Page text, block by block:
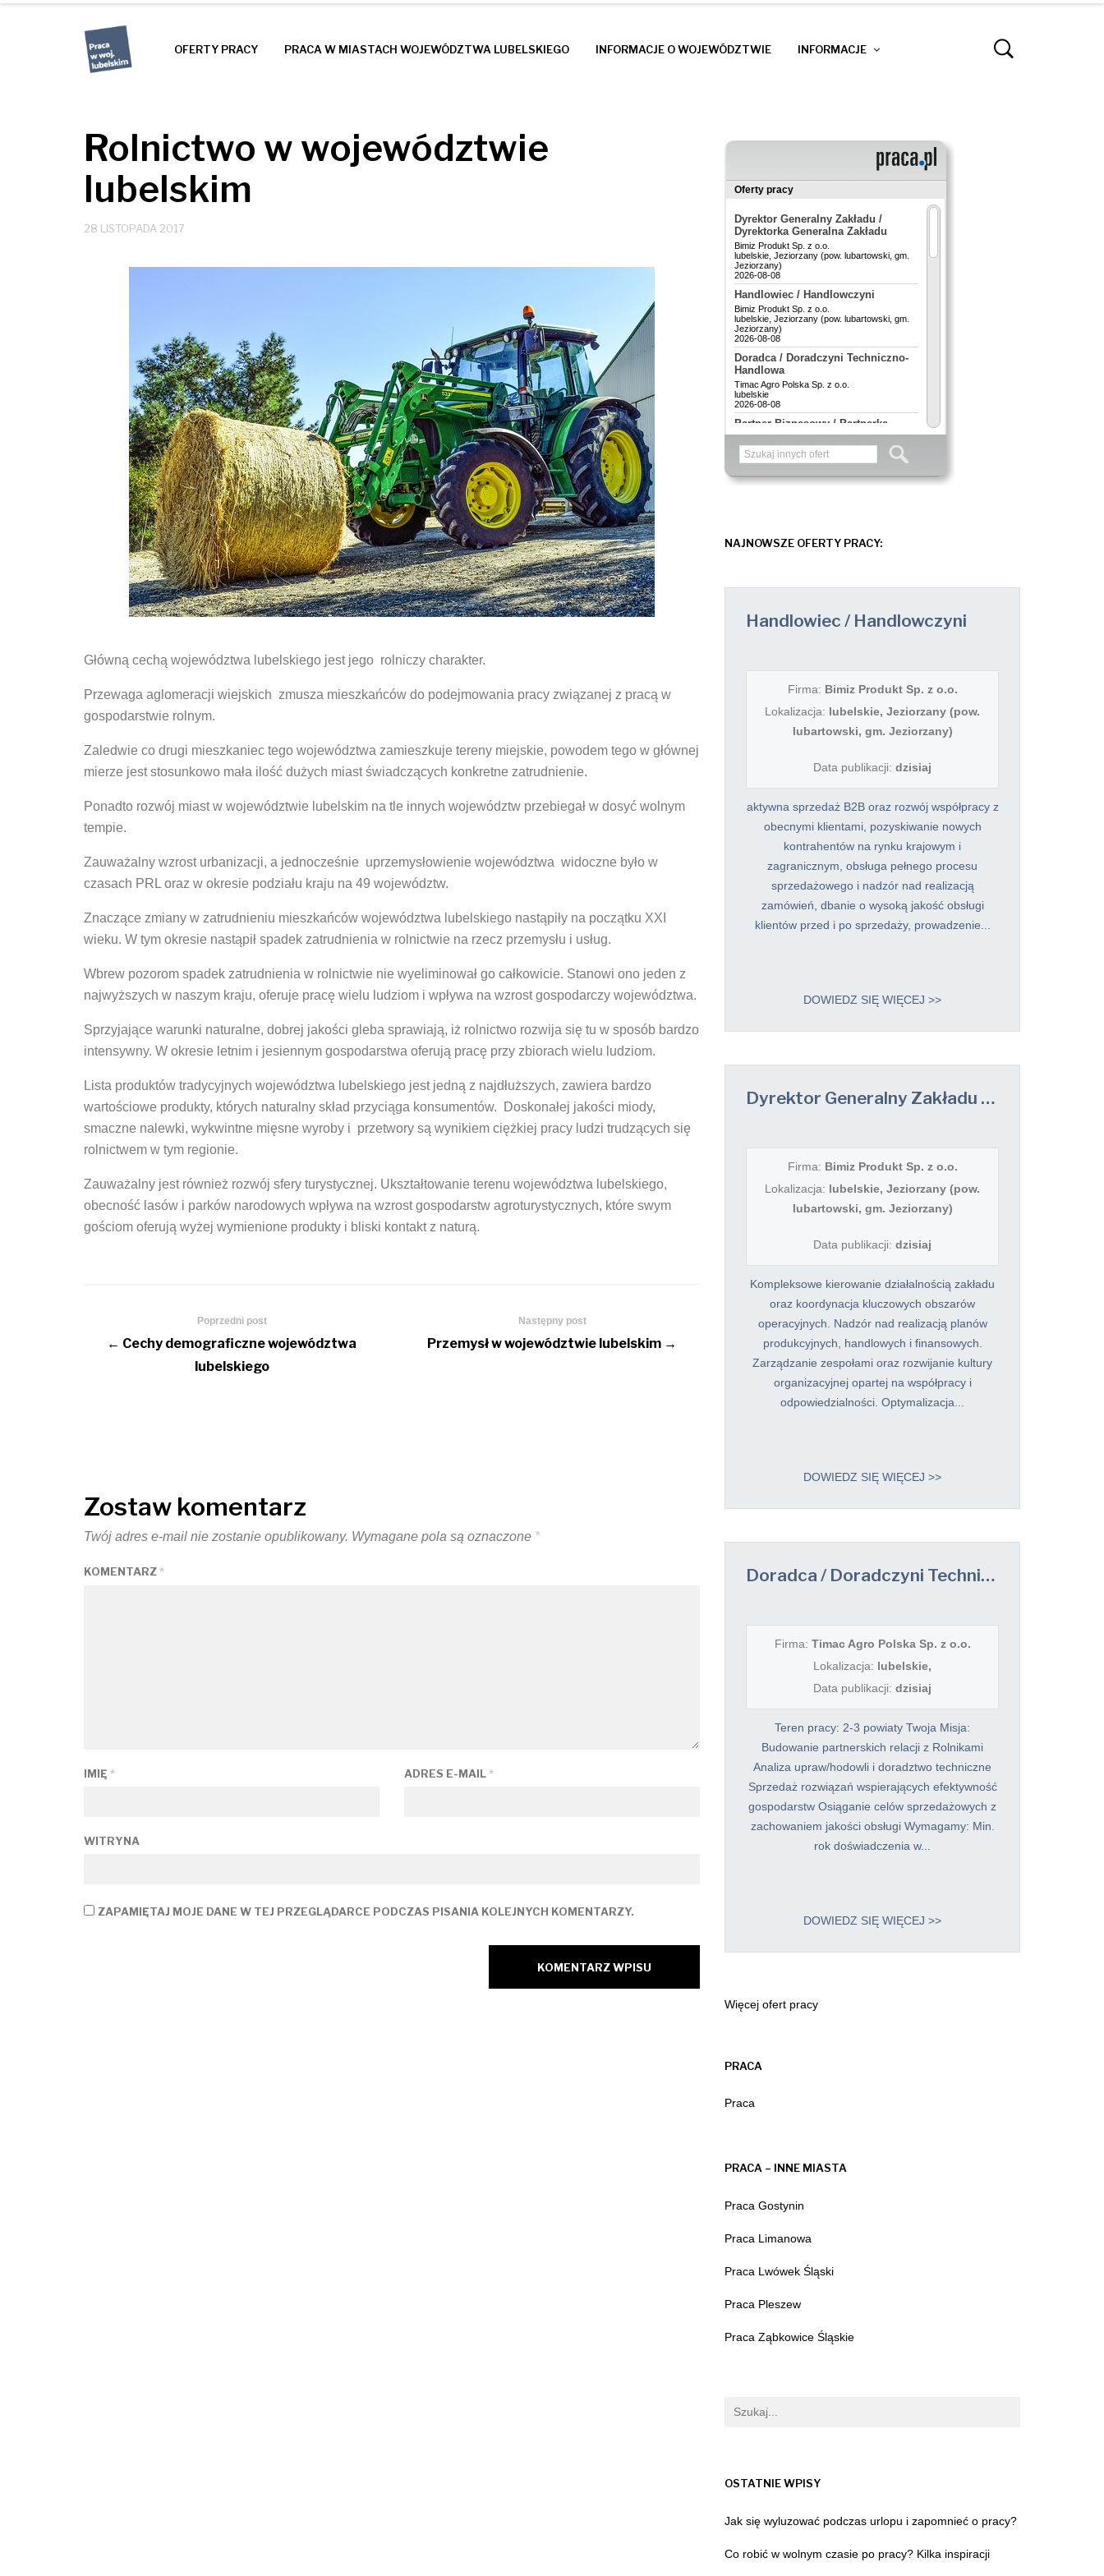
OFERTY PRACY PRACA W MIASTACH WOJEWÓDZTWA LUBELSKIEGO INFORMACJE O WOJEWÓDZTWIE INFORMACJE
Rolnictwo w województwie
lubelskim
28 LISTOPADA 2017
Główną cechą województwa lubelskiego jest jego rolniczy charakter.
Przewaga aglomeracji wiejskich zmusza mieszkańców do podejmowania pracy związanej z pracą w
gospodarstwie rolnym.
Zaledwie co drugi mieszkaniec tego województwa zamieszkuje tereny miejskie, powodem tego w głównej
mierze jest stosunkowo mała ilość dużych miast świadczących konkretne zatrudnienie.
Ponadto rozwój miast w województwie lubelskim na tle innych województw przebiegał w dosyć wolnym
tempie.
Zauważalny wzrost urbanizacji, a jednocześnie uprzemysłowienie województwa widoczne było w
czasach PRL oraz w okresie podziału kraju na 49 województw.
Znaczące zmiany w zatrudnieniu mieszkańców województwa lubelskiego nastąpiły na początku XXI
wieku. W tym okresie nastąpił spadek zatrudnienia w rolnictwie na rzecz przemysłu i usług.
Wbrew pozorom spadek zatrudnienia w rolnictwie nie wyeliminował go całkowicie. Stanowi ono jeden z
najwyższych w naszym kraju, oferuje pracę wielu ludziom i wpływa na wzrost gospodarczy województwa.
Sprzyjające warunki naturalne, dobrej jakości gleba sprawiają, iż rolnictwo rozwija się tu w sposób bardzo
intensywny. W okresie letnim i jesiennym gospodarstwa oferują pracę przy zbiorach wielu ludziom.
Lista produktów tradycyjnych województwa lubelskiego jest jedną z najdłuższych, zawiera bardzo
wartościowe produkty, których naturalny skład przyciąga konsumentów. Doskonałej jakości miody,
smaczne nalewki, wykwintne mięsne wyroby i przetwory są wynikiem ciężkiej pracy ludzi trudzących się
rolnictwem w tym regionie.
Zauważalny jest również rozwój sfery turystycznej. Ukształtowanie terenu województwa lubelskiego,
obecność lasów i parków narodowych wpływa na wzrost gospodarstw agroturystycznych, które swym
gościom oferują wyżej wymienione produkty i bliski kontakt z naturą.
Poprzedni post
← Cechy demograficzne województwa
lubelskiego
Następny post
Przemysł w województwie lubelskim →
Zostaw komentarz
Twój adres e-mail nie zostanie opublikowany. Wymagane pola są oznaczone *
KOMENTARZ *
IMIĘ * ADRES E-MAIL *
WITRYNA
ZAPAMIĘTAJ MOJE DANE W TEJ PRZEGLĄDARCE PODCZAS PISANIA KOLEJNYCH KOMENTARZY.
NAJNOWSZE OFERTY PRACY:
Handlowiec / Handlowczyni
Firma: Bimiz Produkt Sp. z o.o.
Lokalizacja: lubelskie, Jeziorzany (pow.
lubartowski, gm. Jeziorzany)
Data publikacji: dzisiaj
aktywna sprzedaż B2B oraz rozwój współpracy z
obecnymi klientami, pozyskiwanie nowych
kontrahentów na rynku krajowym i
zagranicznym, obsługa pełnego procesu
sprzedażowego i nadzór nad realizacją
zamówień, dbanie o wysoką jakość obsługi
klientów przed i po sprzedaży, prowadzenie...
DOWIEDZ SIĘ WIĘCEJ >>
Dyrektor Generalny Zakładu / Dyrektorka Generalna Zakładu
Firma: Bimiz Produkt Sp. z o.o.
Lokalizacja: lubelskie, Jeziorzany (pow.
lubartowski, gm. Jeziorzany)
Data publikacji: dzisiaj
Kompleksowe kierowanie działalnością zakładu
oraz koordynacja kluczowych obszarów
operacyjnych. Nadzór nad realizacją planów
produkcyjnych, handlowych i finansowych.
Zarządzanie zespołami oraz rozwijanie kultury
organizacyjnej opartej na współpracy i
odpowiedzialności. Optymalizacja...
DOWIEDZ SIĘ WIĘCEJ >>
Doradca / Doradczyni Techniczno-Handlowa
Firma: Timac Agro Polska Sp. z o.o.
Lokalizacja: lubelskie,
Data publikacji: dzisiaj
Teren pracy: 2-3 powiaty Twoja Misja:
Budowanie partnerskich relacji z Rolnikami
Analiza upraw/hodowli i doradztwo techniczne
Sprzedaż rozwiązań wspierających efektywność
gospodarstw Osiąganie celów sprzedażowych z
zachowaniem jakości obsługi Wymagamy: Min.
rok doświadczenia w...
DOWIEDZ SIĘ WIĘCEJ >>
Więcej ofert pracy
PRACA
Praca
PRACA – INNE MIASTA
Praca Gostynin
Praca Limanowa
Praca Lwówek Śląski
Praca Pleszew
Praca Ząbkowice Śląskie
OSTATNIE WPISY
Jak się wyluzować podczas urlopu i zapomnieć o pracy?
Co robić w wolnym czasie po pracy? Kilka inspiracji